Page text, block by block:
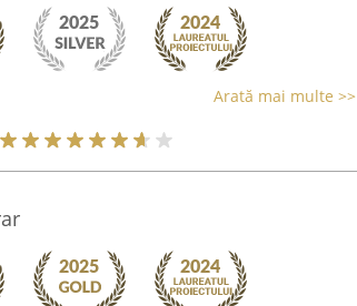
Arată mai multe >>